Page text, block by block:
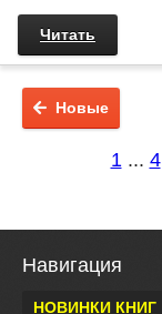
Читать
Новые
1 ... 4
Навигация
НОВИНКИ КНИГ